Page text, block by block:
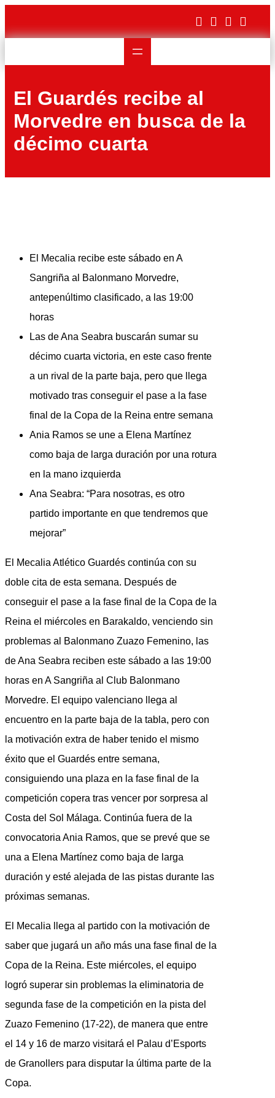
contenido
El Guardés recibe al
Morvedre en busca de la
décimo cuarta
El Mecalia recibe este sábado en A
Sangriña al Balonmano Morvedre,
antepenúltimo clasificado, a las 19:00
horas
Las de Ana Seabra buscarán sumar su
décimo cuarta victoria, en este caso frente
a un rival de la parte baja, pero que llega
motivado tras conseguir el pase a la fase
final de la Copa de la Reina entre semana
Ania Ramos se une a Elena Martínez
como baja de larga duración por una rotura
en la mano izquierda
Ana Seabra: “Para nosotras, es otro
partido importante en que tendremos que
mejorar”
El Mecalia Atlético Guardés continúa con su
doble cita de esta semana. Después de
conseguir el pase a la fase final de la Copa de la
Reina el miércoles en Barakaldo, venciendo sin
problemas al Balonmano Zuazo Femenino, las
de Ana Seabra reciben este sábado a las 19:00
horas en A Sangriña al Club Balonmano
Morvedre. El equipo valenciano llega al
encuentro en la parte baja de la tabla, pero con
la motivación extra de haber tenido el mismo
éxito que el Guardés entre semana,
consiguiendo una plaza en la fase final de la
competición copera tras vencer por sorpresa al
Costa del Sol Málaga. Continúa fuera de la
convocatoria Ania Ramos, que se prevé que se
una a Elena Martínez como baja de larga
duración y esté alejada de las pistas durante las
próximas semanas.
El Mecalia llega al partido con la motivación de
saber que jugará un año más una fase final de la
Copa de la Reina. Este miércoles, el equipo
logró superar sin problemas la eliminatoria de
segunda fase de la competición en la pista del
Zuazo Femenino (17-22), de manera que entre
el 14 y 16 de marzo visitará el Palau d’Esports
de Granollers para disputar la última parte de la
Copa.